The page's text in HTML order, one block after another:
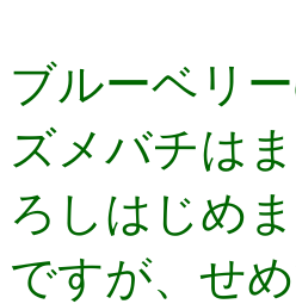
ブルーベリ
ズメバチは
ろしはじめ
ですが、せ